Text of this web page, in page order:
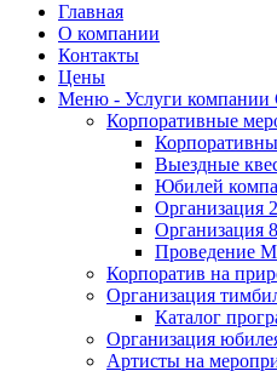
Главная
О компании
Контакты
Цены
Меню - Услуги компании
Корпоративные
Выездные
Юбилей
Организация
Организация
Проведение
Корпоратив на
Организация
Каталог
Организация
Артисты на